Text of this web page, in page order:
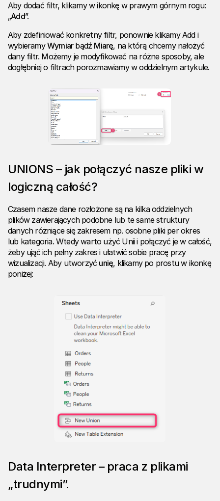
Aby dodać filtr, klikamy w ikonkę w prawym górnym rogu:
„Add”.
Aby zdefiniować konkretny filtr, ponownie klikamy Add i
wybieramyWymiarbądź Miarę, na którą chcemy nałożyć
dany filtr. Możemy je modyfikować na różne sposoby, ale
dogłębniej o filtrach porozmawiamy w oddzielnym artykule.
UNIONS – jak połączyć nasze pliki w
logiczną całość?
Czasem nasze dane rozłożone są na kilka oddzielnych
plików zawierających podobne lub te same struktury
danych różniące się zakresem np. osobne pliki per okres
lub kategoria. Wtedy warto użyć Unii i połączyć je w całość,
żeby ująć ich pełny zakres i ułatwić sobie pracę przy
wizualizacji. Aby utworzyć unię, klikamy po prostu w ikonkę
poniżej:
Data Interpreter – praca z plikami
„trudnymi”.